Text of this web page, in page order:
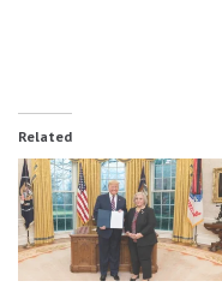
Related